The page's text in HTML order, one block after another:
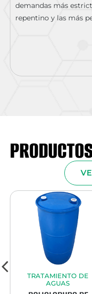
demandas más
repentino y las más
TRATAMIENTO DE
AGUAS